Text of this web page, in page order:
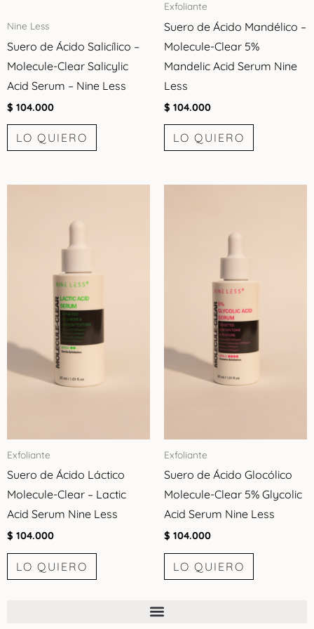
Nine Less
Suero de Ácido Salicílico –
Molecule-Clear Salicylic
Acid Serum – Nine Less
$ 104.000
LO QUIERO
Exfoliante
Suero de Ácido Mandélico –
Molecule-Clear 5%
Mandelic Acid Serum Nine
Less
$ 104.000
LO QUIERO
Exfoliante
Suero de Ácido Láctico
Molecule-Clear – Lactic
Acid Serum Nine Less
$ 104.000
LO QUIERO
Exfoliante
Suero de Ácido Glocólico
Molecule-Clear 5% Glycolic
Acid Serum Nine Less
$ 104.000
LO QUIERO